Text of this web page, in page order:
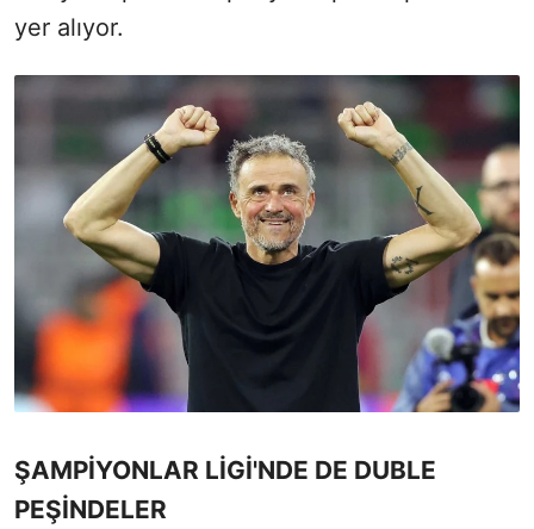
yer alıyor.
ŞAMPİYONLAR LİGİ'NDE DE DUBLE
PEŞİNDELER